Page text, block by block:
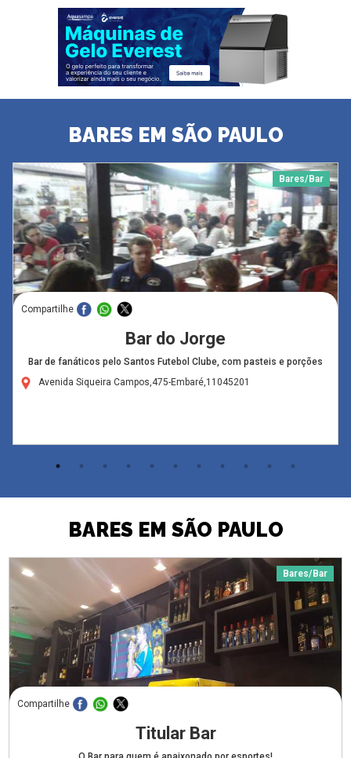
BARES EM SÃO PAULO
Bares/Bar
Compartilhe
Bar do Jorge
Bar de fanáticos pelo Santos Futebol Clube, com pasteis e porções
Avenida Siqueira Campos,475-Embaré,11045201
BARES EM SÃO PAULO
Bares/Bar
Compartilhe
Titular Bar